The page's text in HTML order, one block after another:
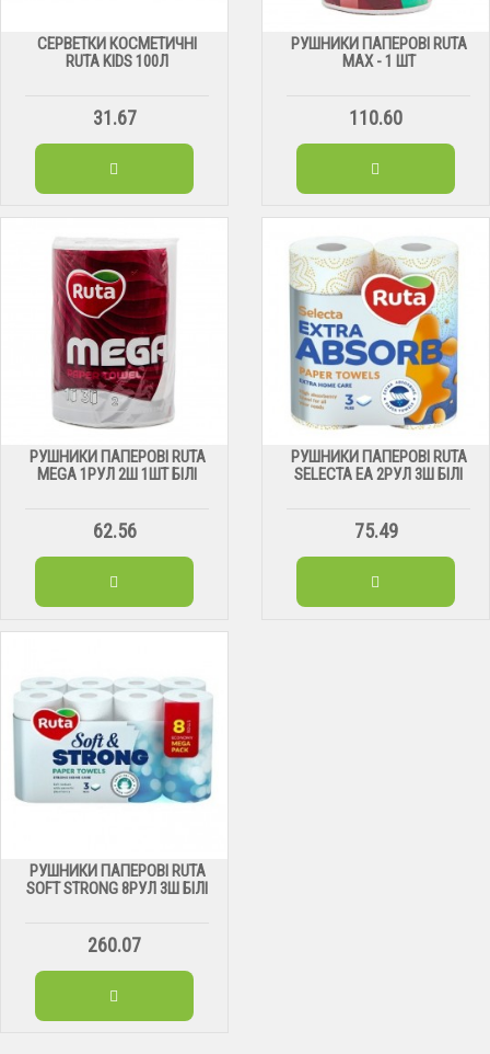
СЕРВЕТКИ КОСМЕТИЧНІ
RUTA KIDS 100Л
31.67
РУШНИКИ ПАПЕРОВІ RUTA
MAX - 1 ШТ
110.60
РУШНИКИ ПАПЕРОВІ RUTA
MEGA 1РУЛ 2Ш 1ШТ БІЛІ
62.56
РУШНИКИ ПАПЕРОВІ RUTA
SELECTA EA 2РУЛ 3Ш БІЛІ
75.49
РУШНИКИ ПАПЕРОВІ RUTA
SOFT STRONG 8РУЛ 3Ш БІЛІ
260.07